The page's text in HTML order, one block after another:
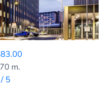
m.
5